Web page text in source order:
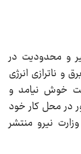
و محدودیت در
ناترازی انرژی
خوش نیامد و
در محل کار خود
نیرو منتشر